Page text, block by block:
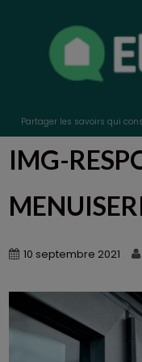
Partager les savoirs qui
IMG-
10 septembre 2021